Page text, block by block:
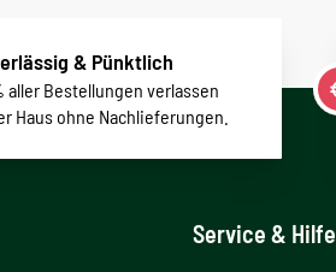
& Pünktlich
aller Bestellungen verlassen
Haus ohne Nachlieferungen.
Service & Hilfe